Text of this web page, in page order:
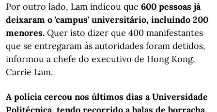
Por outro lado, Lam indicou que 600 pessoas já
deixaram o 'campus' universitário, incluindo 200
menores. Quer isto dizer que 400 manifestantes
que se entregaram às autoridades foram detidos,
informou a chefe do executivo de Hong Kong,
Carrie Lam.
A polícia cercou nos últimos dias a Universidade